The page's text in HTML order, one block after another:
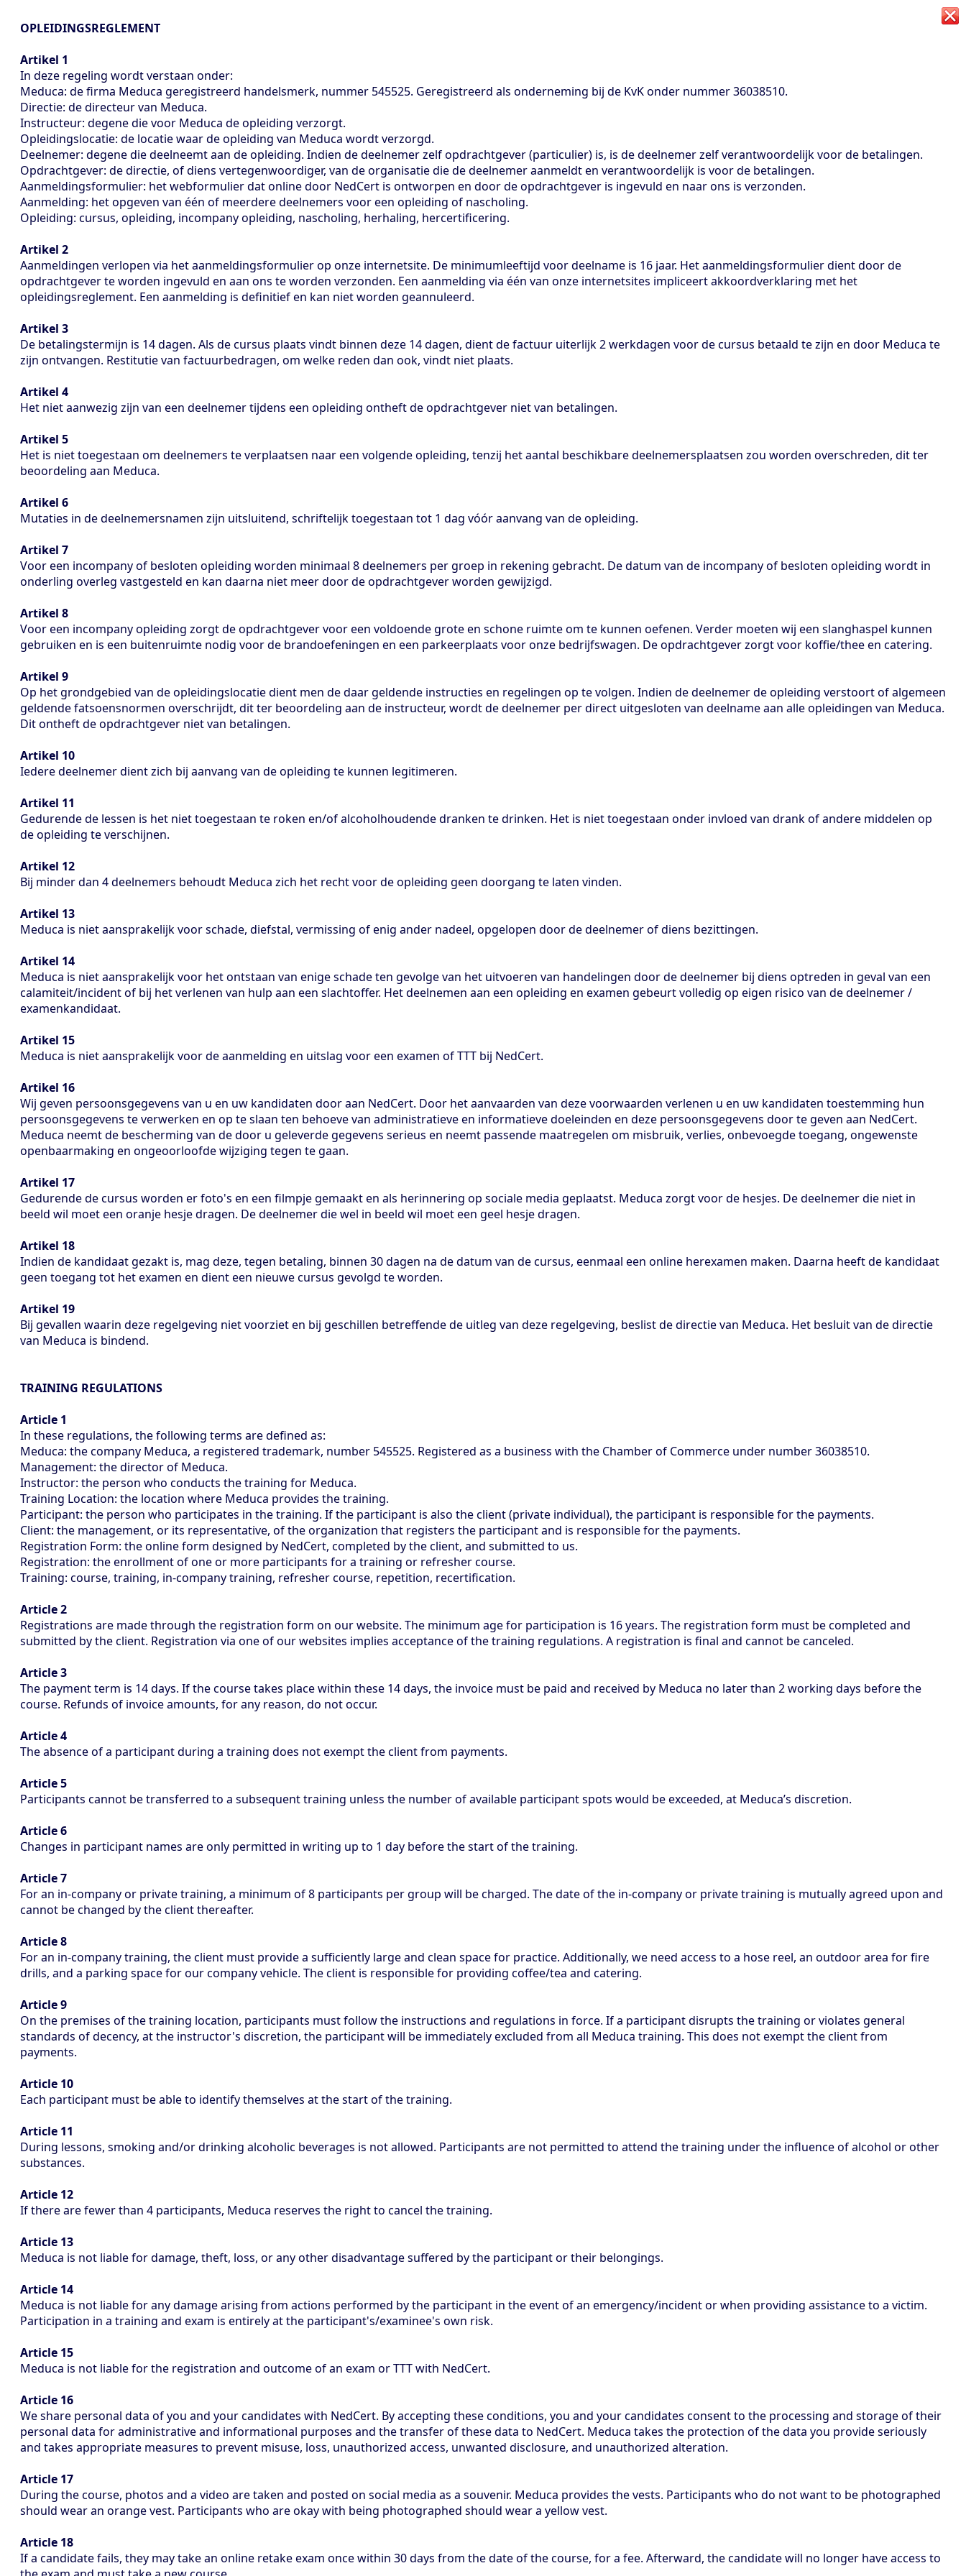
OPLEIDINGSREGLEMENT
Artikel 1
In deze regeling wordt verstaan onder:
Meduca: de firma Meduca geregistreerd handelsmerk, nummer 545525. Geregistreerd als onderneming bij de KvK onder nummer 36038510.
Directie: de directeur van Meduca.
Instructeur: degene die voor Meduca de opleiding verzorgt.
Opleidingslocatie: de locatie waar de opleiding van Meduca wordt verzorgd.
Deelnemer: degene die deelneemt aan de opleiding. Indien de deelnemer zelf opdrachtgever (particulier) is, is de deelnemer zelf verantwoordelijk voor de betalingen.
Opdrachtgever: de directie, of diens vertegenwoordiger, van de organisatie die de deelnemer aanmeldt en verantwoordelijk is voor de betalingen.
Aanmeldingsformulier: het webformulier dat online door NedCert is ontworpen en door de opdrachtgever is ingevuld en naar ons is verzonden.
Aanmelding: het opgeven van één of meerdere deelnemers voor een opleiding of nascholing.
Opleiding: cursus, opleiding, incompany opleiding, nascholing, herhaling, hercertificering.
Artikel 2
Aanmeldingen verlopen via het aanmeldingsformulier op onze internetsite. De minimumleeftijd voor deelname is 16 jaar. Het aanmeldingsformulier dient door de
opdrachtgever te worden ingevuld en aan ons te worden verzonden. Een aanmelding via één van onze internetsites impliceert akkoordverklaring met het
opleidingsreglement. Een aanmelding is definitief en kan niet worden geannuleerd.
Artikel 3
De betalingstermijn is 14 dagen. Als de cursus plaats vindt binnen deze 14 dagen, dient de factuur uiterlijk 2 werkdagen voor de cursus betaald te zijn en door Meduca te
zijn ontvangen. Restitutie van factuurbedragen, om welke reden dan ook, vindt niet plaats.
Artikel 4
Het niet aanwezig zijn van een deelnemer tijdens een opleiding ontheft de opdrachtgever niet van betalingen.
Artikel 5
Het is niet toegestaan om deelnemers te verplaatsen naar een volgende opleiding, tenzij het aantal beschikbare deelnemersplaatsen zou worden overschreden, dit ter
beoordeling aan Meduca.
Artikel 6
Mutaties in de deelnemersnamen zijn uitsluitend, schriftelijk toegestaan tot 1 dag vóór aanvang van de opleiding.
Artikel 7
Voor een incompany of besloten opleiding worden minimaal 8 deelnemers per groep in rekening gebracht. De datum van de incompany of besloten opleiding wordt in
onderling overleg vastgesteld en kan daarna niet meer door de opdrachtgever worden gewijzigd.
Artikel 8
Voor een incompany opleiding zorgt de opdrachtgever voor een voldoende grote en schone ruimte om te kunnen oefenen. Verder moeten wij een slanghaspel kunnen
gebruiken en is een buitenruimte nodig voor de brandoefeningen en een parkeerplaats voor onze bedrijfswagen. De opdrachtgever zorgt voor koffie/thee en catering.
Artikel 9
Op het grondgebied van de opleidingslocatie dient men de daar geldende instructies en regelingen op te volgen. Indien de deelnemer de opleiding verstoort of algemeen
geldende fatsoensnormen overschrijdt, dit ter beoordeling aan de instructeur, wordt de deelnemer per direct uitgesloten van deelname aan alle opleidingen van Meduca.
Dit ontheft de opdrachtgever niet van betalingen.
Artikel 10
Iedere deelnemer dient zich bij aanvang van de opleiding te kunnen legitimeren.
Artikel 11
Gedurende de lessen is het niet toegestaan te roken en/of alcoholhoudende dranken te drinken. Het is niet toegestaan onder invloed van drank of andere middelen op
de opleiding te verschijnen.
Artikel 12
Bij minder dan 4 deelnemers behoudt Meduca zich het recht voor de opleiding geen doorgang te laten vinden.
Artikel 13
Meduca is niet aansprakelijk voor schade, diefstal, vermissing of enig ander nadeel, opgelopen door de deelnemer of diens bezittingen.
Artikel 14
Meduca is niet aansprakelijk voor het ontstaan van enige schade ten gevolge van het uitvoeren van handelingen door de deelnemer bij diens optreden in geval van een
calamiteit/incident of bij het verlenen van hulp aan een slachtoffer. Het deelnemen aan een opleiding en examen gebeurt volledig op eigen risico van de deelnemer /
examenkandidaat.
Artikel 15
Meduca is niet aansprakelijk voor de aanmelding en uitslag voor een examen of TTT bij NedCert.
Artikel 16
Wij geven persoonsgegevens van u en uw kandidaten door aan NedCert. Door het aanvaarden van deze voorwaarden verlenen u en uw kandidaten toestemming hun
persoonsgegevens te verwerken en op te slaan ten behoeve van administratieve en informatieve doeleinden en deze persoonsgegevens door te geven aan NedCert.
Meduca neemt de bescherming van de door u geleverde gegevens serieus en neemt passende maatregelen om misbruik, verlies, onbevoegde toegang, ongewenste
openbaarmaking en ongeoorloofde wijziging tegen te gaan.
Artikel 17
Gedurende de cursus worden er foto's en een filmpje gemaakt en als herinnering op sociale media geplaatst. Meduca zorgt voor de hesjes. De deelnemer die niet in
beeld wil moet een oranje hesje dragen. De deelnemer die wel in beeld wil moet een geel hesje dragen.
Artikel 18
Indien de kandidaat gezakt is, mag deze, tegen betaling, binnen 30 dagen na de datum van de cursus, eenmaal een online herexamen maken. Daarna heeft de kandidaat
geen toegang tot het examen en dient een nieuwe cursus gevolgd te worden.
Artikel 19
Bij gevallen waarin deze regelgeving niet voorziet en bij geschillen betreffende de uitleg van deze regelgeving, beslist de directie van Meduca. Het besluit van de directie
van Meduca is bindend.
TRAINING REGULATIONS
Article 1
In these regulations, the following terms are defined as:
Meduca: the company Meduca, a registered trademark, number 545525. Registered as a business with the Chamber of Commerce under number 36038510.
Management: the director of Meduca.
Instructor: the person who conducts the training for Meduca.
Training Location: the location where Meduca provides the training.
Participant: the person who participates in the training. If the participant is also the client (private individual), the participant is responsible for the payments.
Client: the management, or its representative, of the organization that registers the participant and is responsible for the payments.
Registration Form: the online form designed by NedCert, completed by the client, and submitted to us.
Registration: the enrollment of one or more participants for a training or refresher course.
Training: course, training, in-company training, refresher course, repetition, recertification.
Article 2
Registrations are made through the registration form on our website. The minimum age for participation is 16 years. The registration form must be completed and
submitted by the client. Registration via one of our websites implies acceptance of the training regulations. A registration is final and cannot be canceled.
Article 3
The payment term is 14 days. If the course takes place within these 14 days, the invoice must be paid and received by Meduca no later than 2 working days before the
course. Refunds of invoice amounts, for any reason, do not occur.
Article 4
The absence of a participant during a training does not exempt the client from payments.
Article 5
Participants cannot be transferred to a subsequent training unless the number of available participant spots would be exceeded, at Meduca’s discretion.
Article 6
Changes in participant names are only permitted in writing up to 1 day before the start of the training.
Article 7
For an in-company or private training, a minimum of 8 participants per group will be charged. The date of the in-company or private training is mutually agreed upon and
cannot be changed by the client thereafter.
Article 8
For an in-company training, the client must provide a sufficiently large and clean space for practice. Additionally, we need access to a hose reel, an outdoor area for fire
drills, and a parking space for our company vehicle. The client is responsible for providing coffee/tea and catering.
Article 9
On the premises of the training location, participants must follow the instructions and regulations in force. If a participant disrupts the training or violates general
standards of decency, at the instructor's discretion, the participant will be immediately excluded from all Meduca training. This does not exempt the client from
payments.
Article 10
Each participant must be able to identify themselves at the start of the training.
Article 11
During lessons, smoking and/or drinking alcoholic beverages is not allowed. Participants are not permitted to attend the training under the influence of alcohol or other
substances.
Article 12
If there are fewer than 4 participants, Meduca reserves the right to cancel the training.
Article 13
Meduca is not liable for damage, theft, loss, or any other disadvantage suffered by the participant or their belongings.
Article 14
Meduca is not liable for any damage arising from actions performed by the participant in the event of an emergency/incident or when providing assistance to a victim.
Participation in a training and exam is entirely at the participant's/examinee's own risk.
Article 15
Meduca is not liable for the registration and outcome of an exam or TTT with NedCert.
Article 16
We share personal data of you and your candidates with NedCert. By accepting these conditions, you and your candidates consent to the processing and storage of their
personal data for administrative and informational purposes and the transfer of these data to NedCert. Meduca takes the protection of the data you provide seriously
and takes appropriate measures to prevent misuse, loss, unauthorized access, unwanted disclosure, and unauthorized alteration.
Article 17
During the course, photos and a video are taken and posted on social media as a souvenir. Meduca provides the vests. Participants who do not want to be photographed
should wear an orange vest. Participants who are okay with being photographed should wear a yellow vest.
Article 18
If a candidate fails, they may take an online retake exam once within 30 days from the date of the course, for a fee. Afterward, the candidate will no longer have access to